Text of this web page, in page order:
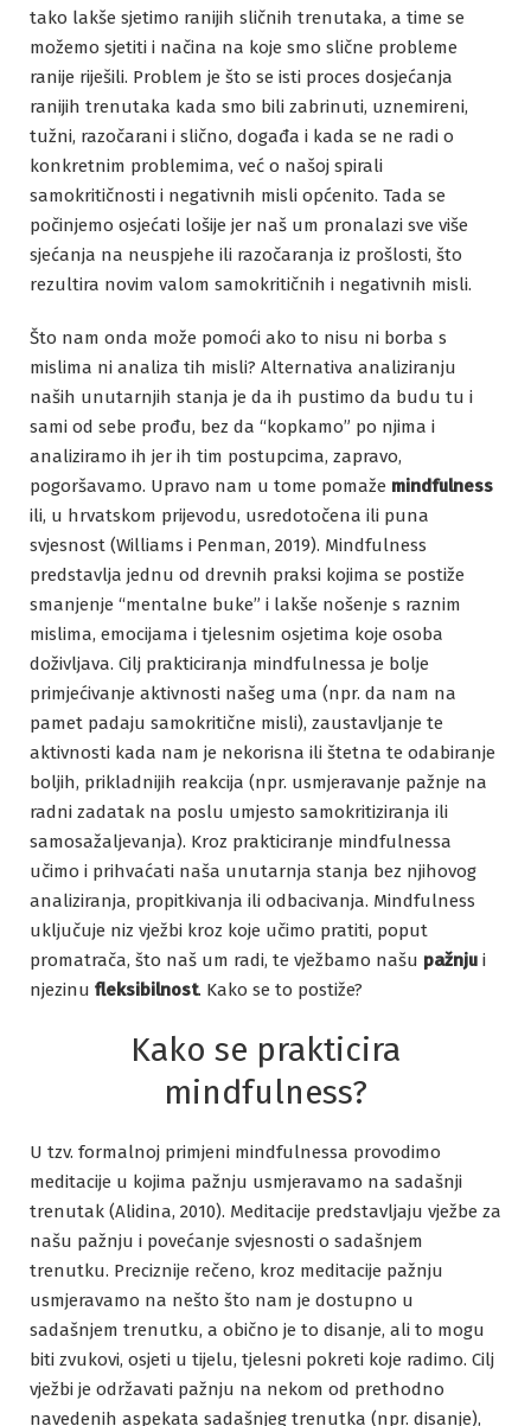
tako lakše sjetimo ranijih sličnih trenutaka, a time se
možemo sjetiti i načina na koje smo slične probleme
ranije riješili. Problem je što se isti proces dosjećanja
ranijih trenutaka kada smo bili zabrinuti, uznemireni,
tužni, razočarani i slično, događa i kada se ne radi o
konkretnim problemima, već o našoj spirali
samokritičnosti i negativnih misli općenito. Tada se
počinjemo osjećati lošije jer naš um pronalazi sve više
sjećanja na neuspjehe ili razočaranja iz prošlosti, što
rezultira novim valom samokritičnih i negativnih misli.
Što nam onda može pomoći ako to nisu ni borba s
mislima ni analiza tih misli? Alternativa analiziranju
naših unutarnjih stanja je da ih pustimo da budu tu i
sami od sebe prođu, bez da “kopkamo” po njima i
analiziramo ih jer ih tim postupcima, zapravo,
pogoršavamo. Upravo nam u tome pomaže mindfulness
ili, u hrvatskom prijevodu, usredotočena ili puna
svjesnost (Williams i Penman, 2019). Mindfulness
predstavlja jednu od drevnih praksi kojima se postiže
smanjenje “mentalne buke” i lakše nošenje s raznim
mislima, emocijama i tjelesnim osjetima koje osoba
doživljava. Cilj prakticiranja mindfulnessa je bolje
primjećivanje aktivnosti našeg uma (npr. da nam na
pamet padaju samokritične misli), zaustavljanje te
aktivnosti kada nam je nekorisna ili štetna te odabiranje
boljih, prikladnijih reakcija (npr. usmjeravanje pažnje na
radni zadatak na poslu umjesto samokritiziranja ili
samosažaljevanja). Kroz prakticiranje mindfulnessa
učimo i prihvaćati naša unutarnja stanja bez njihovog
analiziranja, propitkivanja ili odbacivanja. Mindfulness
uključuje niz vježbi kroz koje učimo pratiti, poput
promatrača, što naš um radi, te vježbamo našu pažnju i
njezinu fleksibilnost. Kako se to postiže?
Kako se prakticira
mindfulness?
U tzv. formalnoj primjeni mindfulnessa provodimo
meditacije u kojima pažnju usmjeravamo na sadašnji
trenutak (Alidina, 2010). Meditacije predstavljaju vježbe za
našu pažnju i povećanje svjesnosti o sadašnjem
trenutku. Preciznije rečeno, kroz meditacije pažnju
usmjeravamo na nešto što nam je dostupno u
sadašnjem trenutku, a obično je to disanje, ali to mogu
biti zvukovi, osjeti u tijelu, tjelesni pokreti koje radimo. Cilj
vježbi je održavati pažnju na nekom od prethodno
navedenih aspekata sadašnjeg trenutka (npr. disanje),